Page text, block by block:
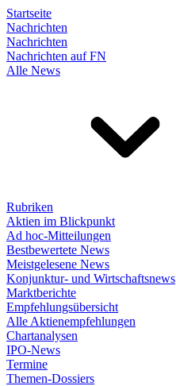
Startseite
Nachrichten
Nachrichten
Nachrichten auf FN
Alle News
Rubriken
Aktien im Blickpunkt
Ad hoc-Mitteilungen
Bestbewertete News
Meistgelesene News
Konjunktur- und Wirtschaftsnews
Marktberichte
Empfehlungsübersicht
Alle Aktienempfehlungen
Chartanalysen
IPO-News
Termine
Themen-Dossiers